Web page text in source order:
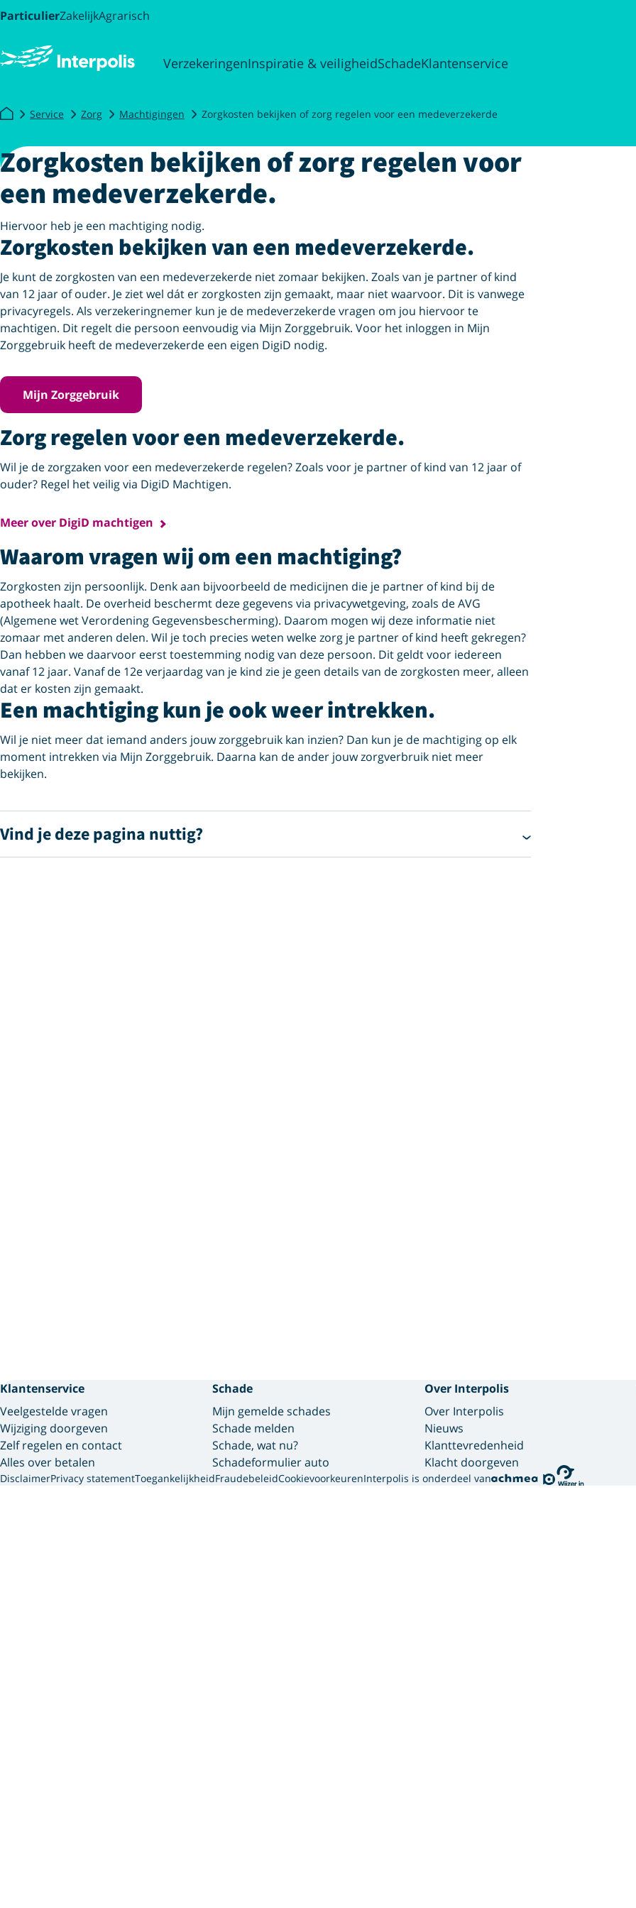
ParticulierZakelijkAgrarisch
VerzekeringenInspiratie & veiligheidSchadeKlantenservice
Service Zorg Machtigingen Zorgkosten bekijken of zorg regelen voor een medeverzekerde
Zorgkosten bekijken of zorg regelen voor
een medeverzekerde.
Hiervoor heb je een machtiging nodig.
Zorgkosten bekijken van een medeverzekerde.
Je kunt de zorgkosten van een medeverzekerde niet zomaar bekijken. Zoals van je partner of kind
van 12 jaar of ouder. Je ziet wel dát er zorgkosten zijn gemaakt, maar niet waarvoor. Dit is vanwege
privacyregels. Als verzekeringnemer kun je de medeverzekerde vragen om jou hiervoor te
machtigen. Dit regelt die persoon eenvoudig via Mijn Zorggebruik. Voor het inloggen in Mijn
Zorggebruik heeft de medeverzekerde een eigen DigiD nodig.
Mijn Zorggebruik
Zorg regelen voor een medeverzekerde.
Wil je de zorgzaken voor een medeverzekerde regelen? Zoals voor je partner of kind van 12 jaar of
ouder? Regel het veilig via DigiD Machtigen.
Meer over DigiD machtigen
Waarom vragen wij om een machtiging?
Zorgkosten zijn persoonlijk. Denk aan bijvoorbeeld de medicijnen die je partner of kind bij de
apotheek haalt. De overheid beschermt deze gegevens via privacywetgeving, zoals de AVG
(Algemene wet Verordening Gegevensbescherming). Daarom mogen wij deze informatie niet
zomaar met anderen delen. Wil je toch precies weten welke zorg je partner of kind heeft gekregen?
Dan hebben we daarvoor eerst toestemming nodig van deze persoon. Dit geldt voor iedereen
vanaf 12 jaar. Vanaf de 12e verjaardag van je kind zie je geen details van de zorgkosten meer, alleen
dat er kosten zijn gemaakt.
Een machtiging kun je ook weer intrekken.
Wil je niet meer dat iemand anders jouw zorggebruik kan inzien? Dan kun je de machtiging op elk
moment intrekken via Mijn Zorggebruik. Daarna kan de ander jouw zorgverbruik niet meer
bekijken.
Vind je deze pagina nuttig?
Klantenservice
Veelgestelde vragen
Wijziging doorgeven
Zelf regelen en contact
Alles over betalen
Schade
Mijn gemelde schades
Schade melden
Schade, wat nu?
Schadeformulier auto
Over Interpolis
Over Interpolis
Nieuws
Klanttevredenheid
Klacht doorgeven
DisclaimerPrivacy statementToegankelijkheidFraudebeleidCookievoorkeurenInterpolis is onderdeel van